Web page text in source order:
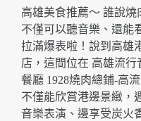
主
打
熟
成
肉
品
和
活
高雄美食推薦～ 誰說
不僅可以聽音樂、還能
拉滿爆表啦！說到高雄
店，這間位在 高雄流
餐廳 1928燒肉總鋪-高
不僅能欣賞港邊景緻，
音樂表演、邊享受炭火